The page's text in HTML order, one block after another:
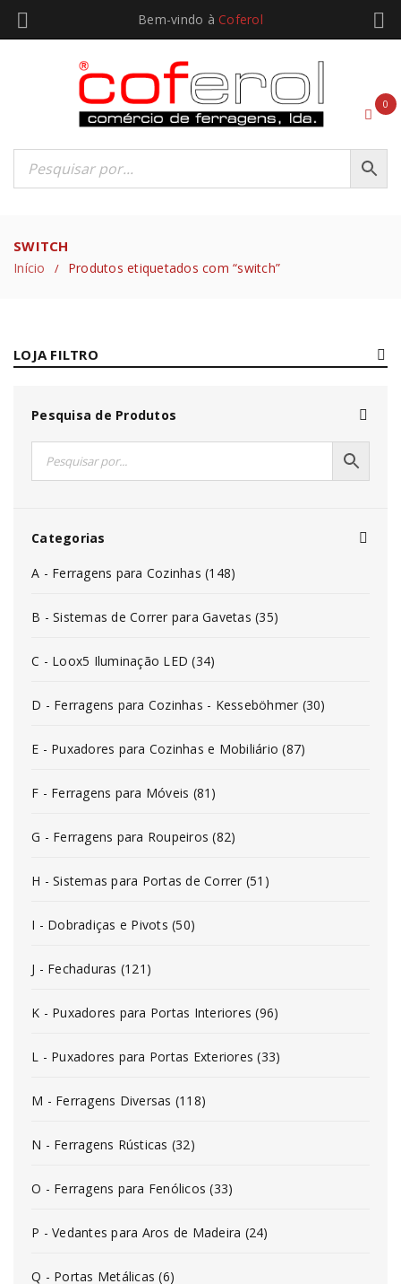
Bem-vindo à Coferol
0
SWITCH
Início / Produtos etiquetados com “switch”
LOJA FILTRO
Pesquisa de Produtos
Categorias
A - Ferragens para Cozinhas (148)
B - Sistemas de Correr para Gavetas (35)
C - Loox5 Iluminação LED (34)
D - Ferragens para Cozinhas - Kesseböhmer (30)
E - Puxadores para Cozinhas e Mobiliário (87)
F - Ferragens para Móveis (81)
G - Ferragens para Roupeiros (82)
H - Sistemas para Portas de Correr (51)
I - Dobradiças e Pivots (50)
J - Fechaduras (121)
K - Puxadores para Portas Interiores (96)
L - Puxadores para Portas Exteriores (33)
M - Ferragens Diversas (118)
N - Ferragens Rústicas (32)
O - Ferragens para Fenólicos (33)
P - Vedantes para Aros de Madeira (24)
Q - Portas Metálicas (6)